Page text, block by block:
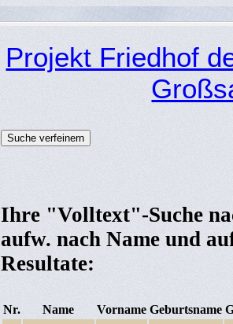
Projekt Friedhof
Ihre "Volltext"-Suche
aufw. nach Name und
Resultate:
Nr. Name Vorname Geburtsname